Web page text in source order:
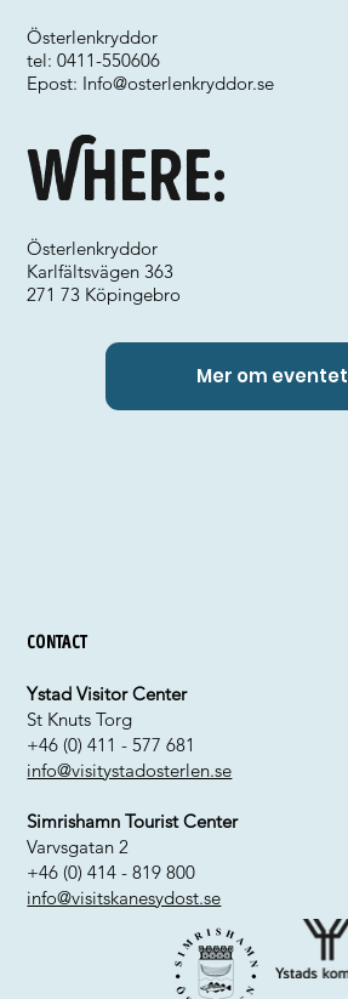
Where:
Österlenkryddor
tel: 0411-550606
Epost: Info@osterlenkryddor.se
Österlenkryddor
Karlfältsvägen 363
271 73 Köpingebro
Mer om eventet
Contact
Ystad Visitor Center
St Knuts Torg
+46 (0) 411 - 577 681
info@visitystadosterlen.se
Simrishamn Tourist Center
Varvsgatan 2
+46 (0) 414 - 819 800
info@visitskanesydost.se